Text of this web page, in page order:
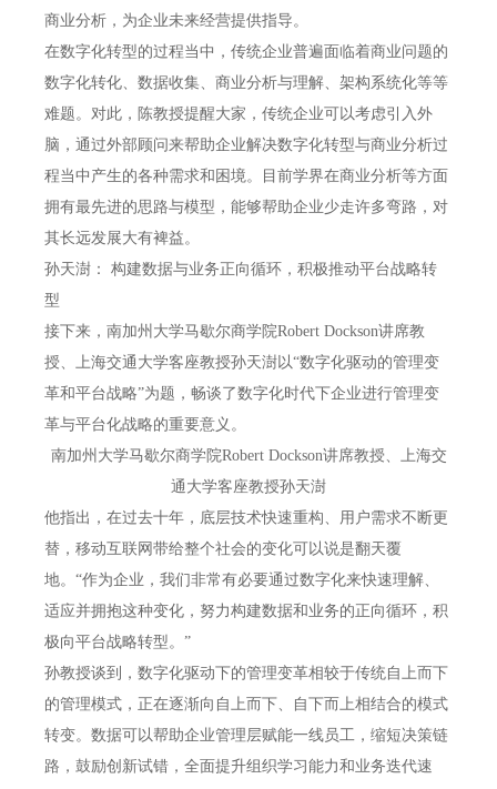
商业分析，为企业未来经营提供指导。
在数字化转型的过程当中，传统企业普遍面临着商业问题的
数字化转化、数据收集、商业分析与理解、架构系统化等等
难题。对此，陈教授提醒大家，传统企业可以考虑引入外
脑，通过外部顾问来帮助企业解决数字化转型与商业分析过
程当中产生的各种需求和困境。目前学界在商业分析等方面
拥有最先进的思路与模型，能够帮助企业少走许多弯路，对
其长远发展大有裨益。
孙天澍：构建数据与业务正向循环，积极推动平台战略转
型
接下来，南加州大学马歇尔商学院Robert Dockson讲席教
授、上海交通大学客座教授孙天澍以“数字化驱动的管理变
革和平台战略”为题，畅谈了数字化时代下企业进行管理变
革与平台化战略的重要意义。
南加州大学马歇尔商学院Robert Dockson讲席教授、上海交
通大学客座教授孙天澍
他指出，在过去十年，底层技术快速重构、用户需求不断更
替，移动互联网带给整个社会的变化可以说是翻天覆
地。“作为企业，我们非常有必要通过数字化来快速理解、
适应并拥抱这种变化，努力构建数据和业务的正向循环，积
极向平台战略转型。”
孙教授谈到，数字化驱动下的管理变革相较于传统自上而下
的管理模式，正在逐渐向自上而下、自下而上相结合的模式
转变。数据可以帮助企业管理层赋能一线员工，缩短决策链
路，鼓励创新试错，全面提升组织学习能力和业务迭代速